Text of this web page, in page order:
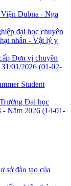
Dubna - Nga
đại học chuyên
nhân - Vật lý y
Đơn vị chuyên
01/2026 (01-02-
Student
Đại học
Năm 2026 (14-01-
sở đào tạo của